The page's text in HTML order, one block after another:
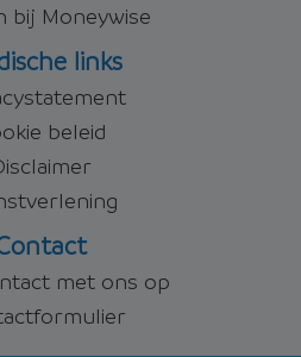
bij Moneywise
links
beleid
met ons op